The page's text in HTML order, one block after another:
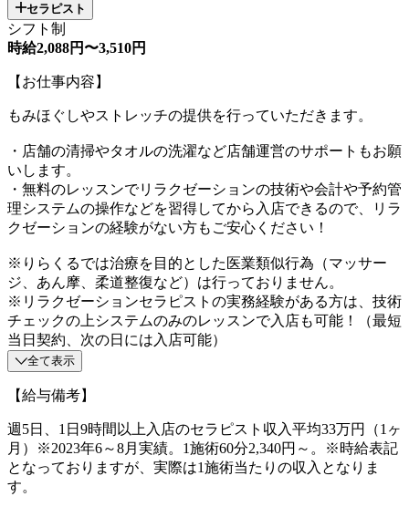
セラピスト
シフト制
時給2,088円〜3,510円
【お仕事内容】
もみほぐしやストレッチの提供を行っていただきます。
・店舗の清掃やタオルの洗濯など店舗運営のサポートもお願
いします。
・無料のレッスンでリラクゼーションの技術や会計や予約管
理システムの操作などを習得してから入店できるので、リラ
クゼーションの経験がない方もご安心ください！
※りらくるでは治療を目的とした医業類似行為（マッサー
ジ、あん摩、柔道整復など）は行っておりません。
※リラクゼーションセラピストの実務経験がある方は、技術
チェックの上システムのみのレッスンで入店も可能！（最短
当日契約、次の日には入店可能）
全て表示
【給与備考】
週5日、1日9時間以上入店のセラピスト収入平均33万円（1ヶ
月）※2023年6～8月実績。1施術60分2,340円～。※時給表記
となっておりますが、実際は1施術当たりの収入となりま
す。